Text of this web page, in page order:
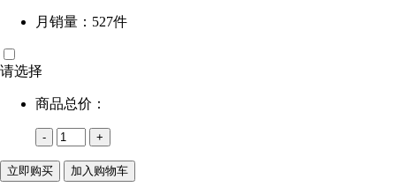
月销量：527件
请选择
商品总价：
- +
立即购买 加入购物车